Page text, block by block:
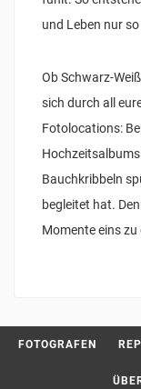
und Leben nur
Ob Schwarz-
sich durch all
Fotolocations:
Bauchkribbeln
begleitet hat.
Momente eins
FOTOGRAFEN